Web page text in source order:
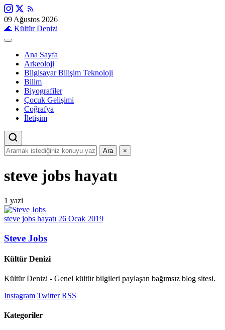
09 Ağustos 2026
🌊 Kültür Denizi
Ana Sayfa
Arkeoloji
Bilgisayar Bilişim Teknoloji
Bilim
Biyografiler
Çocuk Gelişimi
Coğrafya
İletişim
Ara ×
steve jobs hayatı
1 yazi
steve jobs hayatı 26 Ocak 2019
Steve Jobs
Kültür Denizi
Kültür Denizi - Genel kültür bilgileri paylaşan bağımsız blog sitesi.
Instagram Twitter RSS
Kategoriler